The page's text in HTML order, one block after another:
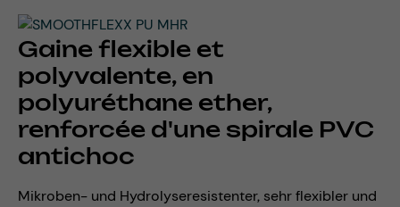
Gaine flexible et
polyvalente, en
polyuréthane ether,
renforcée d'une spirale PVC
antichoc
Mikroben- und Hydrolyseresistenter, sehr flexibler und